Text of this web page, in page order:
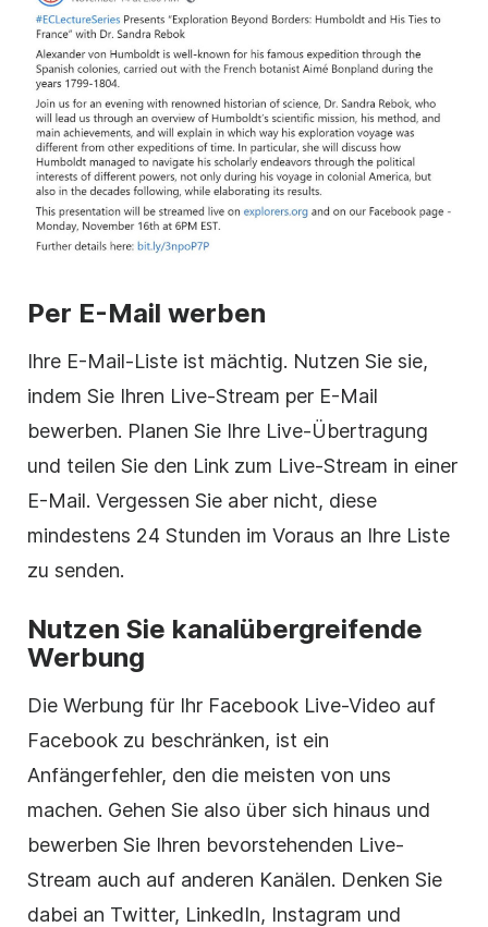
Per E-Mail werben
Ihre E-Mail-Liste ist mächtig. Nutzen Sie sie,
indem Sie Ihren Live-Stream per E-Mail
bewerben. Planen Sie Ihre Live-Übertragung
und teilen Sie den Link zum Live-Stream in einer
E-Mail. Vergessen Sie aber nicht, diese
mindestens 24 Stunden im Voraus an Ihre Liste
zu senden.
Nutzen Sie kanalübergreifende
Werbung
Die Werbung für Ihr Facebook Live-Video auf
Facebook zu beschränken, ist ein
Anfängerfehler, den die meisten von uns
machen. Gehen Sie also über sich hinaus und
bewerben Sie Ihren bevorstehenden Live-
Stream auch auf anderen Kanälen. Denken Sie
dabei an Twitter, LinkedIn, Instagram und